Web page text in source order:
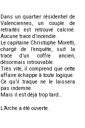
Dans un quartier résidentiel de
Valenciennes, un couple de
retraités est retrouvé calciné.
Aucune trace d’incendie.
Le capitaine Christophe Moretti,
chargé de l’enquête, suit la
trace d’un coffre ancien,
désormais introuvable.
Très vite, il comprend que cette
affaire échappe à toute logique.
Ce qu’il traque ne le laissera
pas indemne.
Mais il est déjà trop tard…
L’Arche a été ouverte.